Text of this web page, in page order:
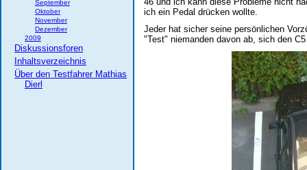
September
Oktober
November
Dezember
2009
Diskussionsforen
Inhaltsverzeichnis
Über den Testfahrer Mathias
Dierl
ich ein Pedal drücken wollte.
Jeder hat sicher seine persönlichen
"Test" niemanden davon ab, sich den